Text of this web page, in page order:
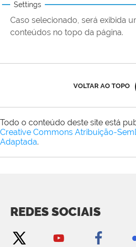
Settings
Caso selecionado, será exibida
conteúdos no topo da página.
VOLTAR AO TOPO
Todo o conteúdo deste site está
Creative Commons Atribuição-
Adaptada.
REDES SOCIAIS